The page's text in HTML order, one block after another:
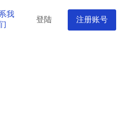
我
登陆 注册账号